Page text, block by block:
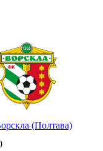
(Полтава)